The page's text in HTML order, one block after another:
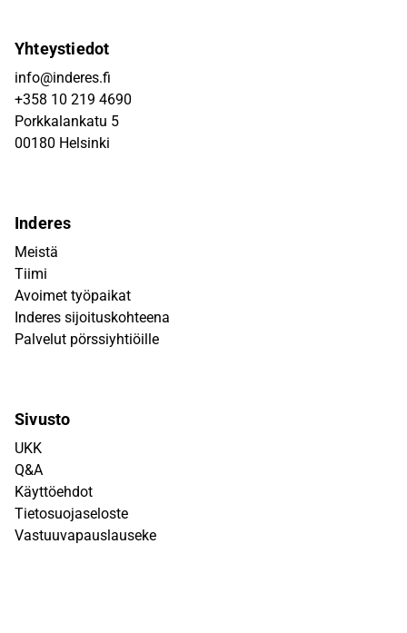
Yhteystiedot
info@inderes.fi
+358 10 219 4690
Porkkalankatu 5
00180 Helsinki
Inderes
Meistä
Tiimi
Avoimet työpaikat
Inderes sijoituskohteena
Palvelut pörssiyhtiöille
Sivusto
UKK
Q&A
Käyttöehdot
Tietosuojaseloste
Vastuuvapauslauseke